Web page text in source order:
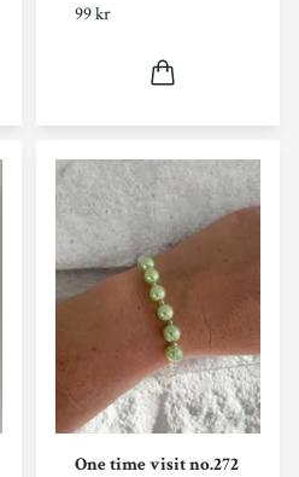
99 kr
One time visit no.272